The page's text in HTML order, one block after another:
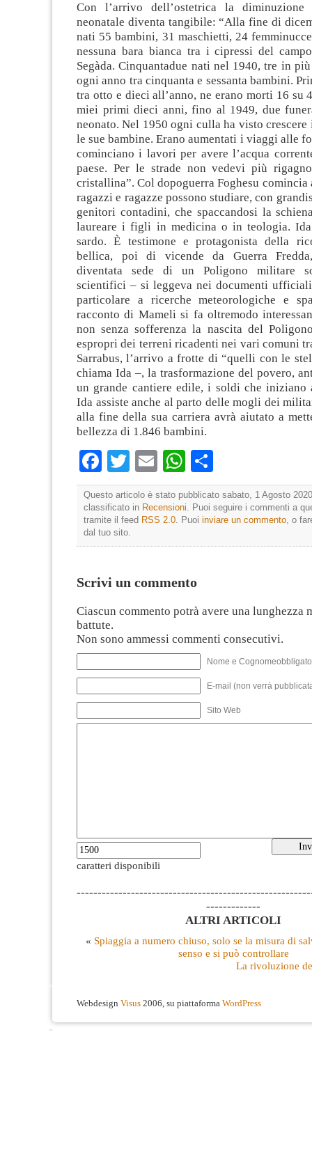
Con l’arrivo dell’ostetrica la diminuzione
neonatale diventa tangibile: “Alla fine di
nati 55 bambini, 31 maschietti, 24
nessuna bara bianca tra i cipressi del
Segàda. Cinquantadue nati nel 1940, tre in
ogni anno tra cinquanta e sessanta bambini.
tra otto e dieci all’anno, ne erano morti 16 su
miei primi dieci anni, fino al 1949, due
neonato. Nel 1950 ogni culla ha visto
le sue bambine. Erano aumentati i viaggi alle
cominciano i lavori per avere l’acqua
paese. Per le strade non vedevi più
cristallina”. Col dopoguerra Foghesu comincia
ragazzi e ragazze possono studiare, con
genitori contadini, che spaccandosi la
laureare i figli in medicina o in teologia.
sardo. È testimone e protagonista della
bellica, poi di vicende da Guerra
diventata sede di un Poligono militare
scientifici – si leggeva nei documenti
particolare a ricerche meteorologiche e
racconto di Mameli si fa oltremodo
non senza sofferenza la nascita del
espropri dei terreni ricadenti nei vari comuni
Sarrabus, l’arrivo a frotte di “quelli con le
chiama Ida –, la trasformazione del povero,
un grande cantiere edile, i soldi che iniziano
Ida assiste anche al parto delle mogli dei
alla fine della sua carriera avrà aiutato a
bellezza di 1.846 bambini.
Facebook
TwitterEmailWhatsApp
Questo articolo è stato pubblicato sabato, 1 Agosto
classificato in Recensioni. Puoi seguire i commenti a
tramite il feed RSS 2.0. Puoi inviare un commento, o
dal tuo sito.
Scrivi un commento
Ciascun commento potrà avere una lunghezza
battute.
Non sono ammessi commenti consecutivi.
Nome e
E-mail (non verrà
Sito Web
caratteri disponibili
-------------
ALTRI ARTICOLI
« Spiaggia a numero chiuso, solo se la misura di
senso e si può controllare
La rivoluzione
Webdesign Visus 2006, su piattaforma WordPress